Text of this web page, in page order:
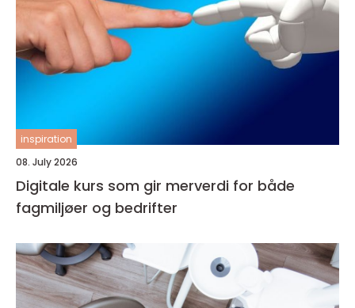
inspiration
08. July 2026
Digitale kurs som gir merverdi for både
fagmiljøer og bedrifter